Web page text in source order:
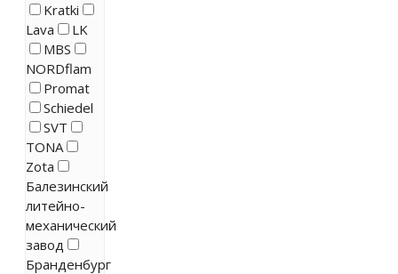
Kratki
Lava
LK
MBS
NORDflam
Promat
Schiedel
SVT
TONA
Zota
Балезинский
литейно-
механический
завод
Бранденбург